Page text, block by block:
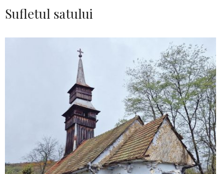
Sufletul satului